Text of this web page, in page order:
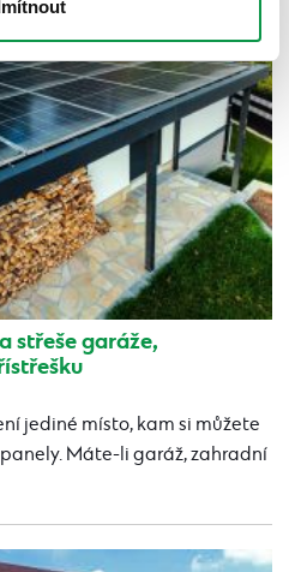
střeše garáže,
jediné místo, kam si můžete
Máte-li garáž, zahradní